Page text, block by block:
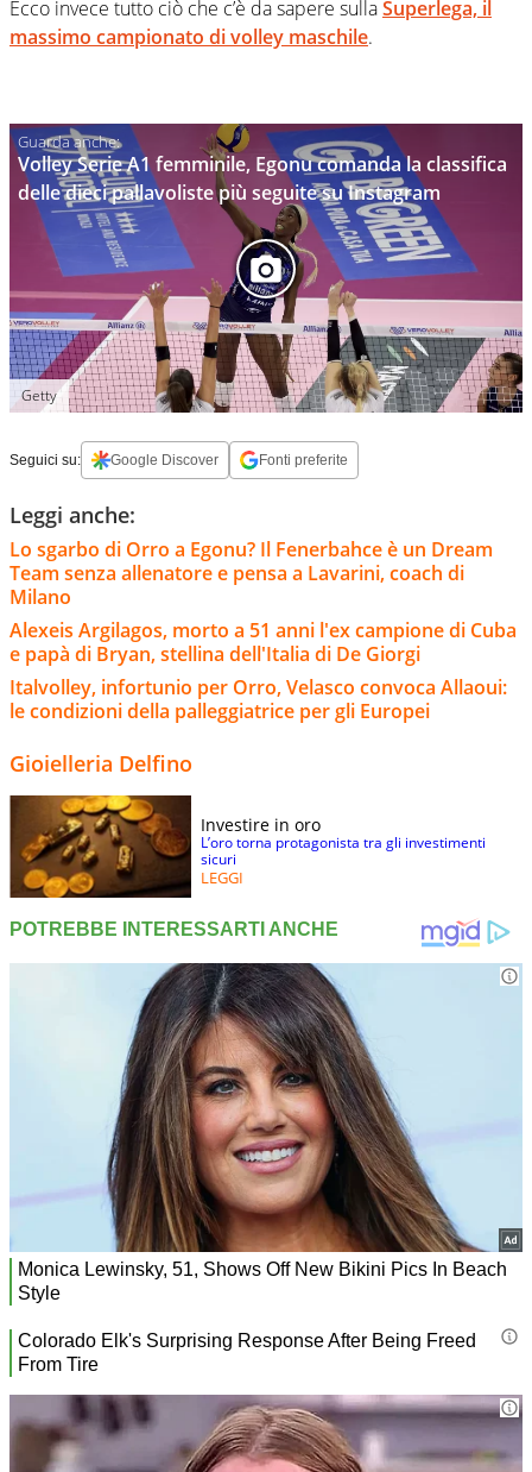
Ecco invece tutto ciò che c’è da sapere sullaSuperlega, il
massimo campionato di volley maschile.
Volley Serie A1 femminile, Egonu comanda la classifica
delle dieci pallavoliste più seguite su Instagram
Getty
Seguici su: Google Discover Fonti preferite
Leggi anche:
Lo sgarbo di Orro a Egonu? Il Fenerbahce è un Dream
Team senza allenatore e pensa a Lavarini, coach di
Milano
Alexeis Argilagos, morto a 51 anni l'ex campione di Cuba
e papà di Bryan, stellina dell'Italia di De Giorgi
Italvolley, infortunio per Orro, Velasco convoca Allaoui:
le condizioni della palleggiatrice per gli Europei
Gioielleria Delfino
Investire in oro
L’oro torna protagonista tra gli investimenti
sicuri
LEGGI